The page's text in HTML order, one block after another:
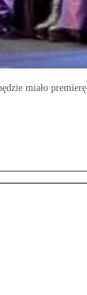
miało